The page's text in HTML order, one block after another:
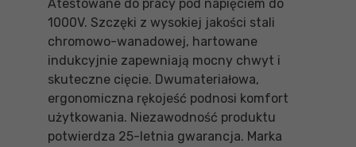
Atestowane do pracy pod napięciem do
1000V. Szczęki z wysokiej jakości stali
chromowo-wanadowej, hartowane
indukcyjnie zapewniają mocny chwyt i
skuteczne cięcie. Dwumateriałowa,
ergonomiczna rękojeść podnosi komfort
użytkowania. Niezawodność produktu
potwierdza 25-letnia gwarancja. Marka